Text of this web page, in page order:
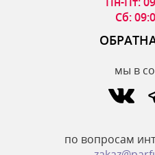
Сб:
мы в
по вопросам